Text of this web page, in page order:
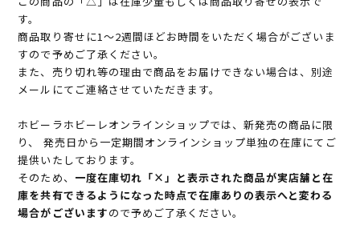
す。
商品取り寄せに1～2週間ほどお時間をいただく場合がございま
すので予めご了承ください。
また、売り切れ等の理由で商品をお届けできない場合は、別途
メールにてご連絡させていただきます。
ホビーラホビーレオンラインショップでは、新発売の商品に限
り、 発売日から一定期間オンラインショップ単独の在庫にてご
提供いたしております。
そのため、 一度在庫切れ「×」と表示された商品が実店舗と在
庫を共有できるようになった時点で在庫ありの表示へと変わる
場合がございますので予めご了承ください。